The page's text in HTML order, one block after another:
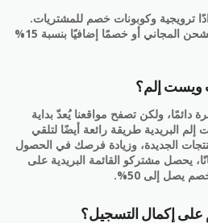
ترويجية وكوبونات خصم للمشتريات.
في السابق، رأينا أكواد خصم للشحن المجاني أو خصمًا إضافيًا بنسبة 15%
ويست إلم؟
ولكن تصفح مواقعنا يُعدّ بداية
البريدية طريقة رائعة أيضًا لتلقي
الجديدة، وزيادة فرصك في الحصول
يحصل مشتركو القائمة البريدية على
يصل إلى 50%.